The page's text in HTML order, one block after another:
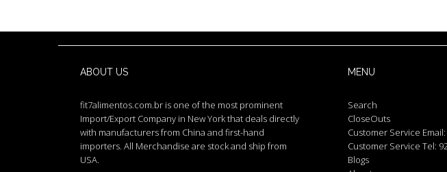
ABOUT US
fit7alimentos.com.br is one of the most prominent
Import/Export Company in New York that deals directly
with manufacturers from China and first-hand
importers. All Merchandise are stock and ship from
USA.
MENU
Search
CloseOuts
Customer Service Email:
Customer Service Tel:
Blogs